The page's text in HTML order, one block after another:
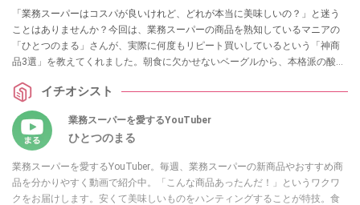
「業務スーパーはコスパが良いけれど、どれが本当に美味しいの？」と迷う
ことはありませんか？今回は、業務スーパーの商品を熟知しているマニアの
「ひとつのまる」さんが、実際に何度もリピート買いしているという「神商
品3選」を教えてくれました。朝食に欠かせないベーグルから、本格派の酸っ
紹介します。イチオシスト
業務スーパーを愛するYouTuber
ひとつのまる
業務スーパーを愛するYouTuber。毎週、業務スーパーの新商品やおすすめ商
品を分かりやすく動画で紹介中。「こんな商品あったんだ！」というワクワ
クをお届けします。安くて美味しいものをハンティングすることが特技。食